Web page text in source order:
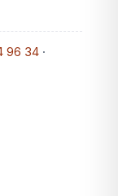
96 34 ·